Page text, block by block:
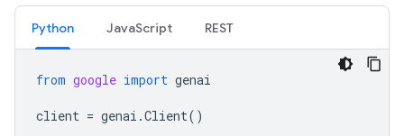
Python JavaScript REST
from google import genai
client = genai .Client()